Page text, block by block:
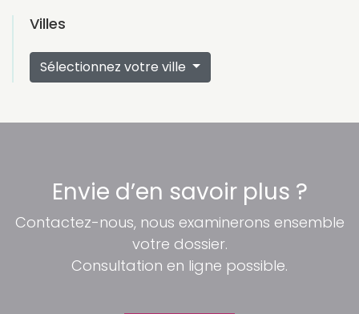
Villes
Sélectionnez votre ville
Envie d’en savoir plus ?
Contactez-nous, nous examinerons ensemble
votre dossier.
Consultation en ligne possible.